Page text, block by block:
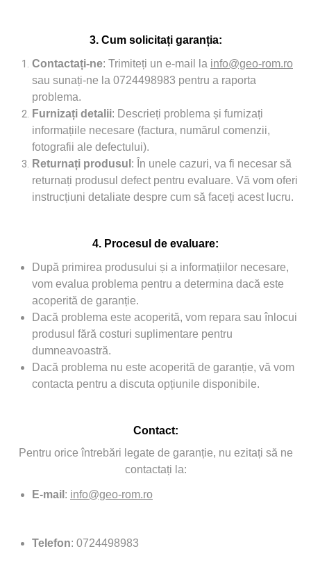
3. Cum solicitați garanția:
Contactați-ne: Trimiteți un e-mail la info@geo-rom.ro
sau sunați-ne la 0724498983 pentru a raporta
problema.
Furnizați detalii: Descrieți problema și furnizați
informațiile necesare (factura, numărul comenzii,
fotografii ale defectului).
Returnați produsul : În unele cazuri, va fi necesar să
returnați produsul defect pentru evaluare. Vă vom oferi
instrucțiuni detaliate despre cum să faceți acest lucru.
4. Procesul de evaluare:
După primirea produsului și a informațiilor necesare,
vom evalua problema pentru a determina dacă este
acoperită de garanție.
Dacă problema este acoperită, vom repara sau înlocui
produsul fără costuri suplimentare pentru
dumneavoastră.
Dacă problema nu este acoperită de garanție, vă vom
contacta pentru a discuta opțiunile disponibile.
Contact:
Pentru orice întrebări legate de garanție, nu ezitați să ne
contactați la:
E-mail : info@geo-rom.ro
Telefon: 0724498983